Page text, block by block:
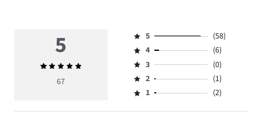
5
Średnia
ocena
67
Ocena
5,
ilość
głosów
58.
5
(58)
Ocena
4,
ilość
głosów
4
(6)
Ocena
3,
ilość
3
(0)
Ocena
2,
2
(1)
Ocena
1,
1 (2)